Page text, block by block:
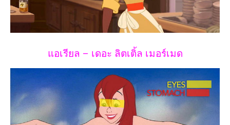
แอเรียล – เดอะ ลิตเติ้ล เมอร์เมด